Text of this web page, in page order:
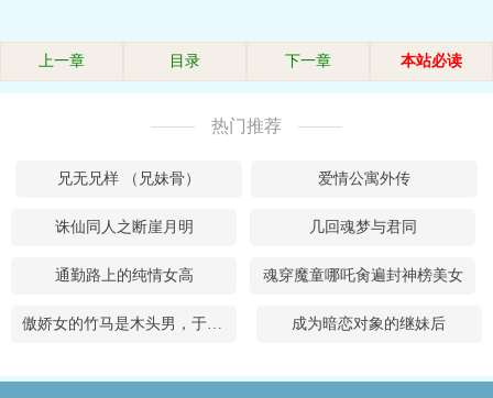
上一章 目录 下一章 本站必读
热门推荐
兄无兄样 （兄妹骨） 爱情公寓外传
诛仙同人之断崖月明 几回魂梦与君同
通勤路上的纯情女高 魂穿魔童哪吒肏遍封神榜美女
傲娇女的竹马是木头男，于是NTR她…… 成为暗恋对象的继妹后